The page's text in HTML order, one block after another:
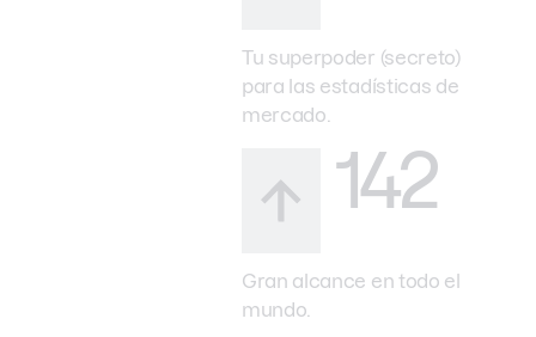
Tu superpoder (secreto)
para las estadísticas de
mercado.
142
Gran alcance en todo el
mundo.